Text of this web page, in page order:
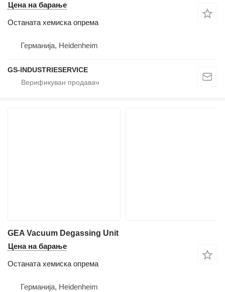
Цена на барање
Останата хемиска опрема
Германија, Heidenheim
GS-INDUSTRIESERVICE
GEA Vacuum Degassing Unit
Цена на барање
Останата хемиска опрема
Германија, Heidenheim